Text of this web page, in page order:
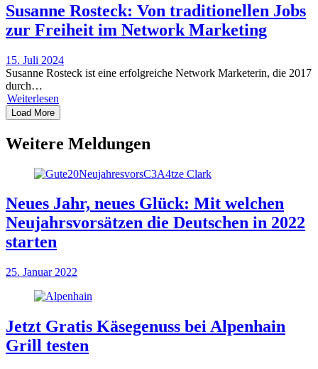
Susanne Rosteck: Von traditionellen Jobs
zur Freiheit im Network Marketing
15. Juli 2024
Susanne Rosteck ist eine erfolgreiche Network Marketerin, die 2017
durch…
Weiterlesen
Load More
Weitere Meldungen
Neues Jahr, neues Glück: Mit welchen
Neujahrsvorsätzen die Deutschen in 2022
starten
25. Januar 2022
Jetzt Gratis Käsegenuss bei Alpenhain
Grill testen